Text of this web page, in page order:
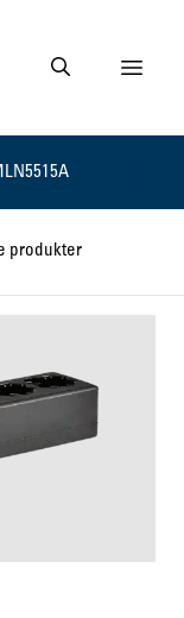
Gå till söksidan
Visa
produkter